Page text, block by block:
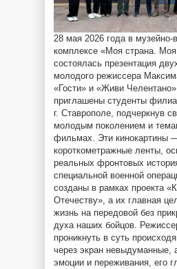
28 мая 2026 года в музейно-
комплексе «Моя страна. Моя
состоялась презентация
молодого режиссера
«Гости» и «Живи
приглашены студенты
г. Ставрополе, подчеркнув
молодым поколением и
фильмах. Эти кинокартины
короткометражные ленты,
реальных фронтовых
специальной военной
созданы в рамках проекта
Отечеству», а их главная
жизнь на передовой без
духа наших бойцов.
проникнуть в суть
через экран невыдуманные,
эмоции и переживания, его